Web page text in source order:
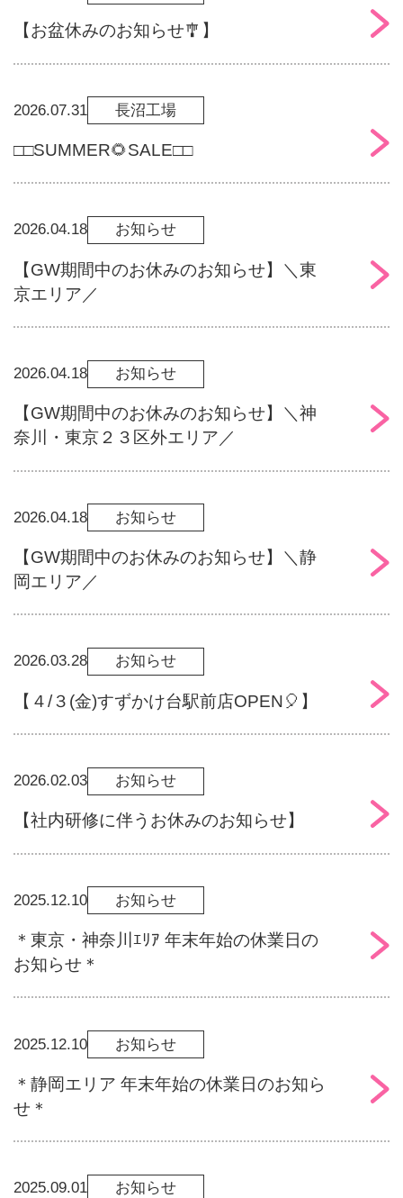
【お盆休みのお知らせ🎐】
2026.07.31 長沼工場
□□SUMMER🌻SALE□□
2026.04.18 お知らせ
【GW期間中のお休みのお知らせ】＼東
京エリア／
2026.04.18 お知らせ
【GW期間中のお休みのお知らせ】＼神
奈川・東京２３区外エリア／
2026.04.18 お知らせ
【GW期間中のお休みのお知らせ】＼静
岡エリア／
2026.03.28 お知らせ
【４/３(金)すずかけ台駅前店OPEN🎈】
2026.02.03 お知らせ
【社内研修に伴うお休みのお知らせ】
2025.12.10 お知らせ
＊東京・神奈川ｴﾘｱ 年末年始の休業日の
お知らせ＊
2025.12.10 お知らせ
＊静岡エリア 年末年始の休業日のお知ら
せ＊
2025.09.01 お知らせ